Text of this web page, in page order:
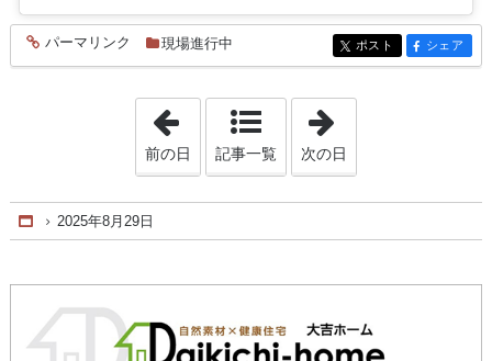
entry910
パーマリンク 現場進行中 entry910
ポスト entry910
シェア
「2025年8月28日」
前の日 記事一覧 次の日
Home
2025年8月29日